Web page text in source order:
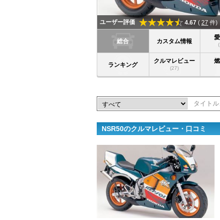
ユーザー評価 4.67 ( 27 件)
総合 カスタム情報
ランキング
クルマレビュー
(27)
NSR50のクルマレビュー・口コミ